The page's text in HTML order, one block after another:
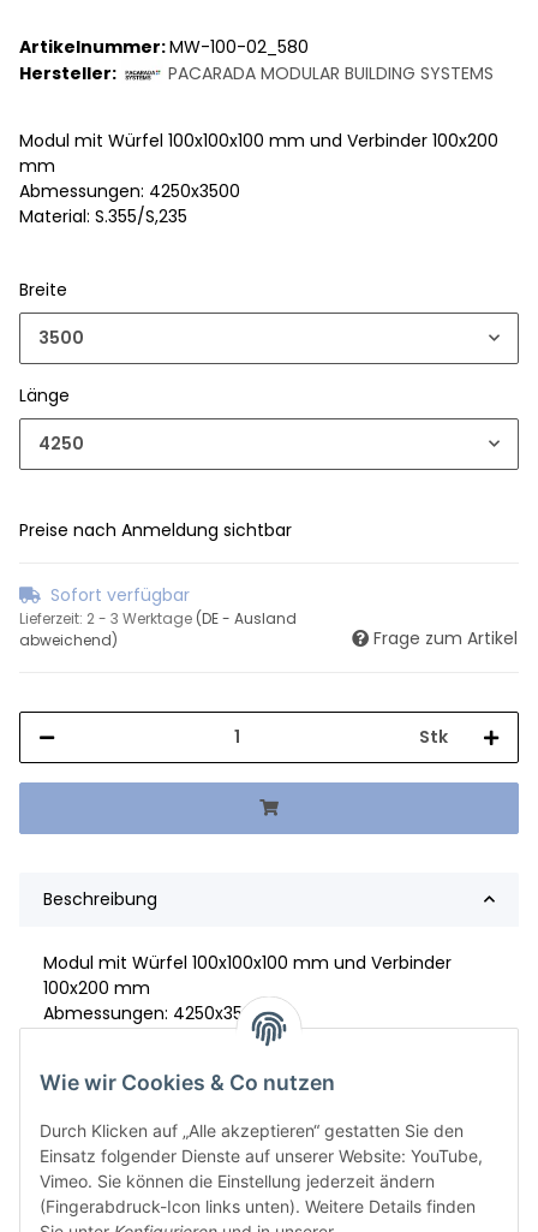
Artikelnummer:MW-100-02_580
Hersteller:
PACARADA MODULAR BUILDING SYSTEMS
Modul mit Würfel 100x100x100 mm und Verbinder 100x200
mm
Abmessungen: 4250x3500
Material: S.355/S,235
Breite
3500
Länge
4250
Preise nach Anmeldung sichtbar
Sofort verfügbar
Lieferzeit: 2 - 3 Werktage (DE - Ausland
abweichend)
Frage zum Artikel
Stk
Beschreibung
Modul mit Würfel 100x100x100 mm und Verbinder
100x200 mm
Abmessungen: 4250x3500
Wie wir Cookies & Co nutzen
Durch Klicken auf „Alle akzeptieren“ gestatten Sie den
Einsatz folgender Dienste auf unserer Website: YouTube,
Vimeo. Sie können die Einstellung jederzeit ändern
(Fingerabdruck-Icon links unten). Weitere Details finden